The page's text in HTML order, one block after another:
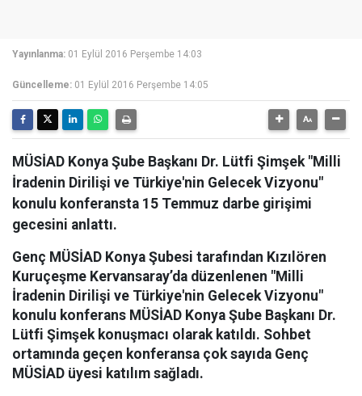
Yayınlanma: 01 Eylül 2016 Perşembe 14:03
Güncelleme: 01 Eylül 2016 Perşembe 14:05
MÜSİAD Konya Şube Başkanı Dr. Lütfi Şimşek "Milli
İradenin Dirilişi ve Türkiye'nin Gelecek Vizyonu"
konulu konferansta 15 Temmuz darbe girişimi
gecesini anlattı.
Genç MÜSİAD Konya Şubesi tarafından Kızılören
Kuruçeşme Kervansaray’da düzenlenen "Milli
İradenin Dirilişi ve Türkiye'nin Gelecek Vizyonu"
konulu konferans MÜSİAD Konya Şube Başkanı Dr.
Lütfi Şimşek konuşmacı olarak katıldı. Sohbet
ortamında geçen konferansa çok sayıda Genç
MÜSİAD üyesi katılım sağladı.